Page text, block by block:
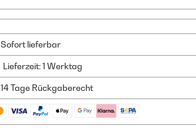
Sofort lieferbar
Lieferzeit: 1 Werktag
14 Tage Rückgaberecht